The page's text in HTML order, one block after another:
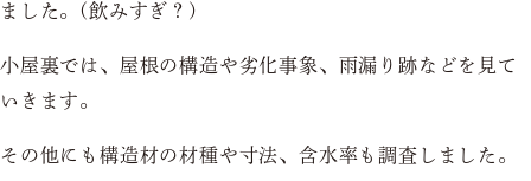
ました。(飲みすぎ？)
小屋裏では、屋根の構造や劣化事象、雨漏り跡などを見て
いきます。
その他にも構造材の材種や寸法、含水率も調査しました。